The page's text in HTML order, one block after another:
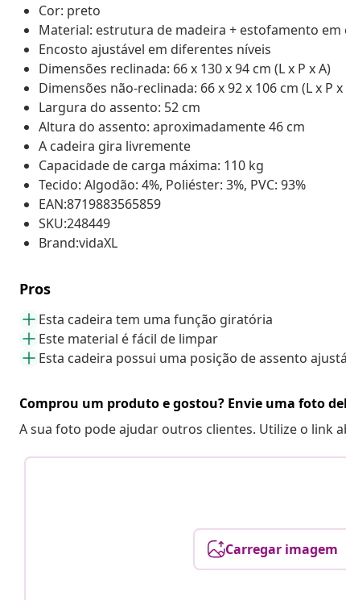
Cor: preto
Material: estrutura de madeira + estofamento
Encosto ajustável em diferentes níveis
Dimensões reclinada: 66 x 130 x 94 cm (L x P x A)
Dimensões não-reclinada: 66 x 92 x 106 cm (L x P x
Largura do assento: 52 cm
Altura do assento: aproximadamente 46 cm
A cadeira gira livremente
Capacidade de carga máxima: 110 kg
Tecido: Algodão: 4%, Poliéster: 3%, PVC: 93%
EAN:8719883565859
SKU:248449
Brand:vidaXL
Pros
Esta cadeira tem uma função giratória
Este material é fácil de limpar
Esta cadeira possui uma posição de assento
Comprou um produto e gostou? Envie uma foto
A sua foto pode ajudar outros clientes. Utilize o link
Carregar imagem